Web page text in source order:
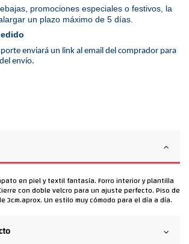
promociones especiales o festivos, la
un plazo máximo de 5 días.
enviará un link al email del comprador para
envío.
en piel y textil fantasía. Forro interior y plantilla
con doble velcro para un ajuste perfecto. Piso de
3cm.aprox. Un estilo muy cómodo para el día a día.